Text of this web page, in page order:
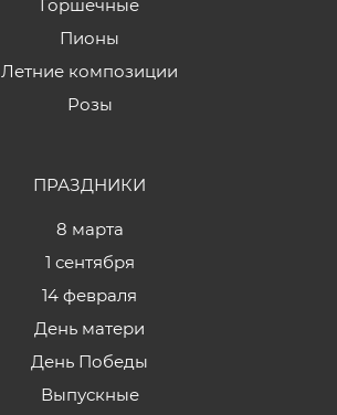
Горшечные
Пионы
Летние композиции
Розы
ПРАЗДНИКИ
8 марта
1 сентября
14 февраля
День матери
День Победы
Выпускные